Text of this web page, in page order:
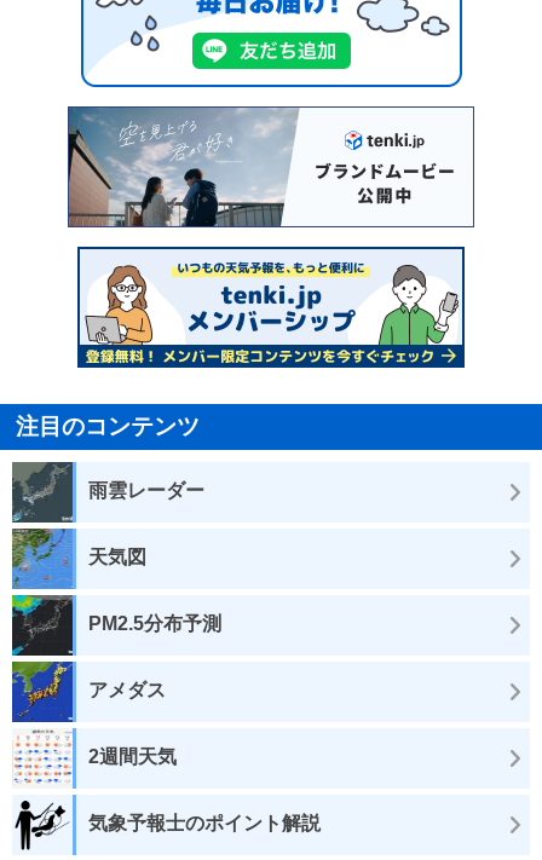
注目のコンテンツ
雨雲レーダー
天気図
PM2.5分布予測
アメダス
2週間天気
気象予報士のポイント解説